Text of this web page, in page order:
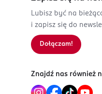
Lubisz być na
i zapisz się do
Dołączam!
Znajdź nas również